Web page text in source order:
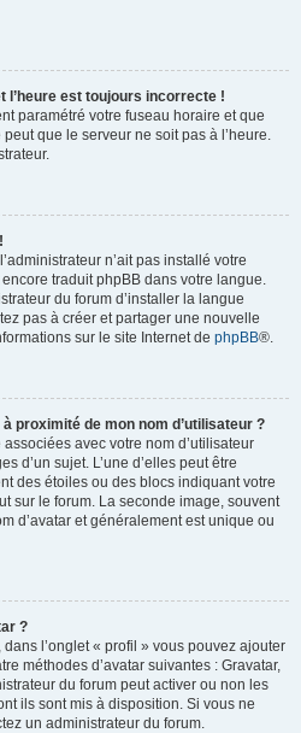
l’heure est toujours incorrecte !
paramétré votre fuseau horaire et que
que le serveur ne soit pas à l’heure.
n’ait pas installé votre
traduit phpBB dans votre langue.
du forum d’installer la langue
pas à créer et partager une nouvelle
sur le site Internet de phpBB®.
proximité de mon nom d’utilisateur ?
avec votre nom d’utilisateur
d’un sujet. L’une d’elles peut être
des étoiles ou des blocs indiquant votre
sur le forum. La seconde image, souvent
d’avatar et généralement est unique ou
?
l’onglet « profil » vous pouvez ajouter
méthodes d’avatar suivantes : Gravatar,
du forum peut activer ou non les
ils sont mis à disposition. Si vous ne
un administrateur du forum.